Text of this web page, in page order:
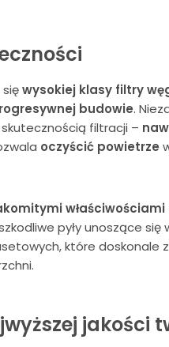
wysokiej klasy filtry
budowie.
filtracji –
oczyścić powietrze
pyły unoszące się
które doskonale
jakości